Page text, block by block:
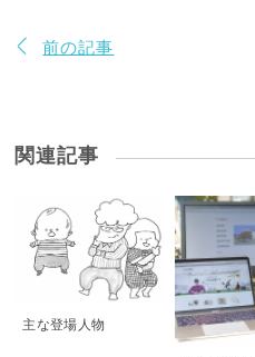
前の記事
関連記事
主な登場人物